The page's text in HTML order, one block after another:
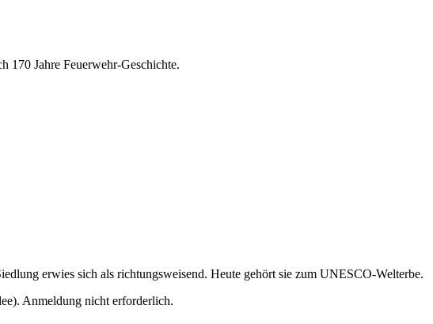
170 Jahre Feuerwehr-Geschichte.
erwies sich als richtungsweisend. Heute gehört sie zum UNESCO-Welterbe.
Anmeldung nicht erforderlich.